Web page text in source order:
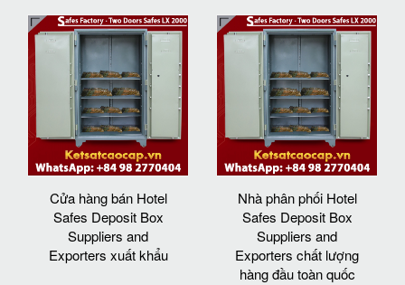
Cửa hàng bán Hotel
Safes Deposit Box
Suppliers and
Exporters xuất khẩu
Nhà phân phối Hotel
Safes Deposit Box
Suppliers and
Exporters chất lượng
hàng đầu toàn quốc